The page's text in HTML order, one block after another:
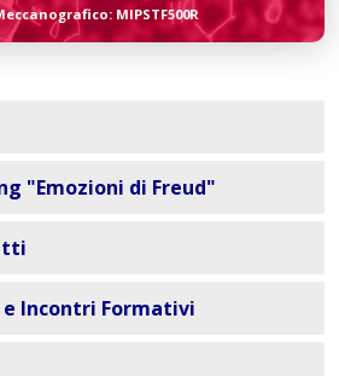
MIPSTF500R
"Emozioni di Freud"
Incontri Formativi